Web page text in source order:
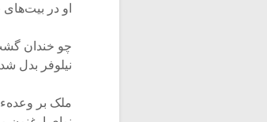
او در بیت‌های پ ۱۲۸۱ تا ۱۲۸۵ از منظومهء
چو خندان
نیلوفر بدل
ملک بر